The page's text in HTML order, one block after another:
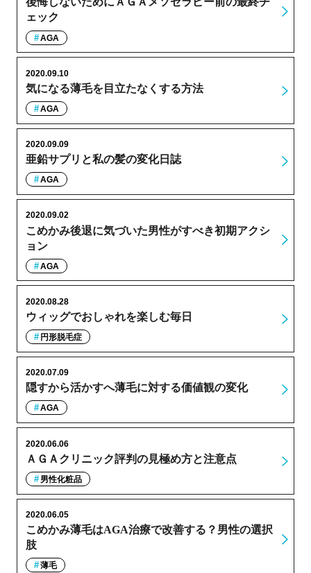
ェック
AGA
気になる薄毛を目立たなくする方法
2020.09.10
AGA
亜鉛サプリと私の髪の変化日誌
2020.09.09
AGA
こめかみ後退に気づいた男性がすべき初期アクシ
ョン
2020.09.02
AGA
ウィッグでおしゃれを楽しむ毎日
2020.08.28
円形脱毛症
隠すから活かすへ薄毛に対する価値観の変化
2020.07.09
AGA
ＡＧＡクリニック評判の見極め方と注意点
2020.06.06
男性化粧品
こめかみ薄毛はAGA治療で改善する？男性の選択
肢
2020.06.05
薄毛